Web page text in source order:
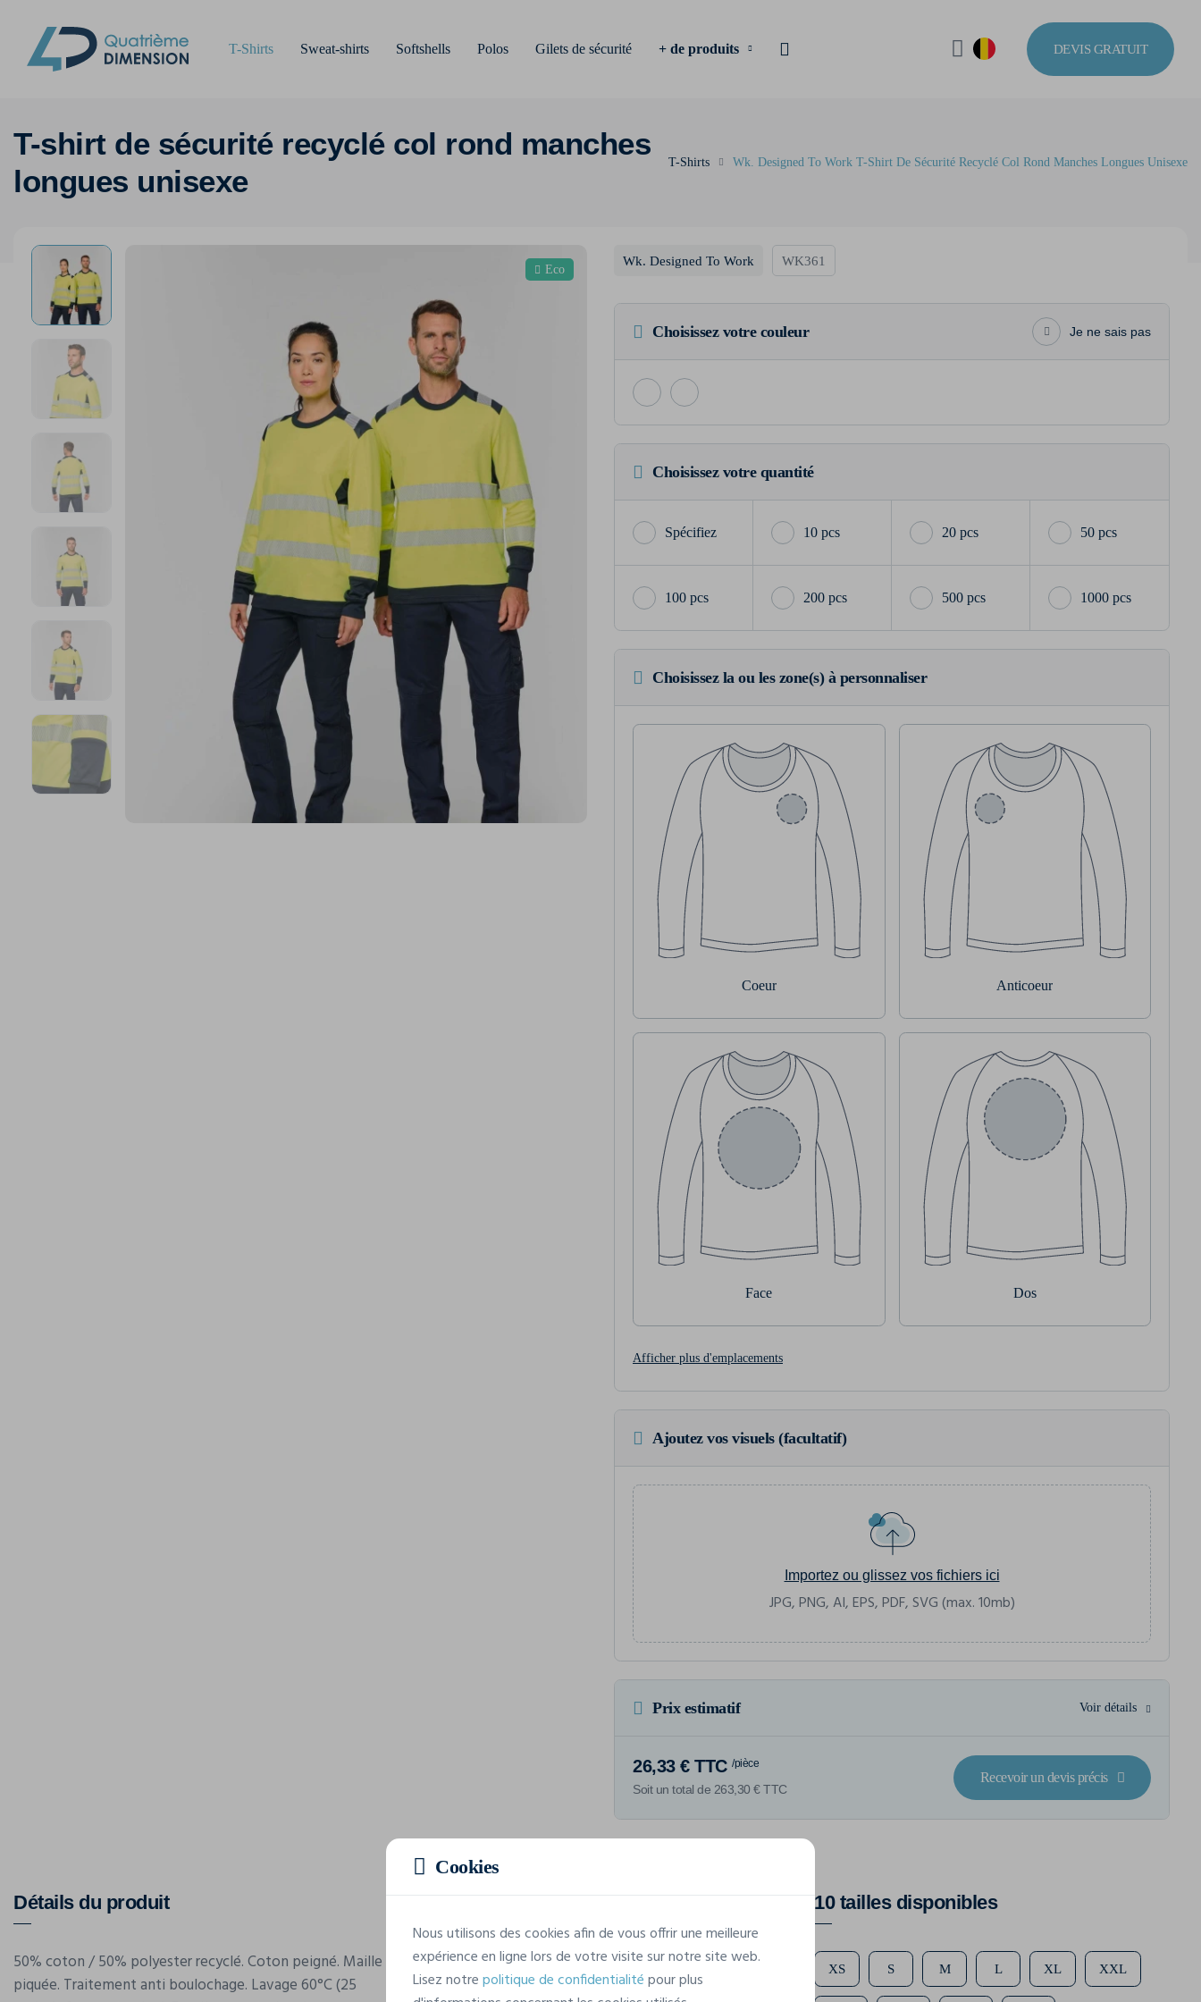
T-Shirts Sweat-shirts Softshells Polos Gilets de sécurité + de produits DEVIS GRATUIT
T-shirt de sécurité recyclé col rond manches
longues unisexe
T-Shirts Wk. Designed To Work T-Shirt De Sécurité Recyclé Col Rond Manches Longues Unisexe
Eco
Wk. Designed To Work WK361
Choisissez votre couleur Je ne sais pas
Choisissez votre quantité
10 pcs 20 pcs 50 pcs
100 pcs 200 pcs 500 pcs 1000 pcs
Choisissez la ou les zone(s) à personnaliser
Coeur Anticoeur
Face Dos
Afficher plus d'emplacements
Ajoutez vos visuels (facultatif)
Importez ou glissez vos fichiers ici
JPG, PNG, AI, EPS, PDF, SVG (max. 10mb)
Prix estimatif Voir détails
26,33 € TTC /pièce
Soit un total de 263,30 € TTC
Recevoir un devis précis
Détails du produit
50% coton / 50% polyester recyclé. Coton peigné. Maille
piquée. Traitement anti boulochage. Lavage 60°C (25
Caractéristiques
Marque
Wk. Designed To Work
10 tailles disponibles
XS S M L XL XXL
Cookies
Nous utilisons des cookies afin de vous offrir une meilleure
expérience en ligne lors de votre visite sur notre site web.
Lisez notrepolitique de confidentialitépour plus